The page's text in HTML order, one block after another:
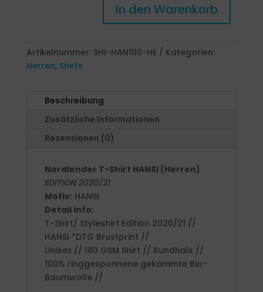
(Herren)
Menge
In den Warenkorb
Artikelnummer: SHI-HAN100-HE
Kategorien:
Herren, Shirts
Beschreibung
Zusätzliche Informationen
Rezensionen (0)
Nordlender T-Shirt HANSI (Herren)
EDITION 2020/21
Motiv: HANSI
Detail Info:
T-Shirt/ Styleshirt Edition 2020/21 //
HANSI *DTG Brustprint //
Unisex // 180 GSM Shirt // Rundhals //
100% ringgesponnene gekämmte Bio-
Baumwolle //